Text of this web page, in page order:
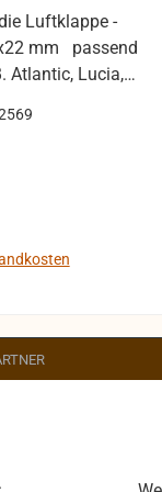
Atlantic, Lucia,
Rücksendungen
ausgeschlossen.